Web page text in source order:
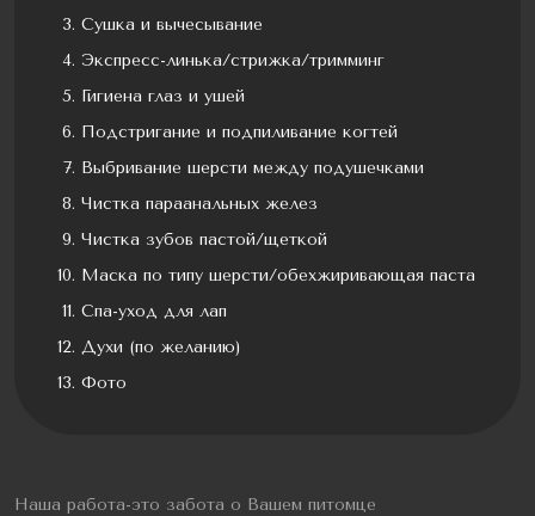
Сушка и вычесывание
Экспресс-линька/стрижка/тримминг
Гигиена глаз и ушей
Подстригание и подпиливание когтей
Выбривание шерсти между подушечками
Чистка параанальных желез
Чистка зубов пастой/щеткой
Маска по типу шерсти/обехжиривающая паста
Спа-уход для лап
Духи (по желанию)
Фото
Наша работа-это забота о Вашем питомце